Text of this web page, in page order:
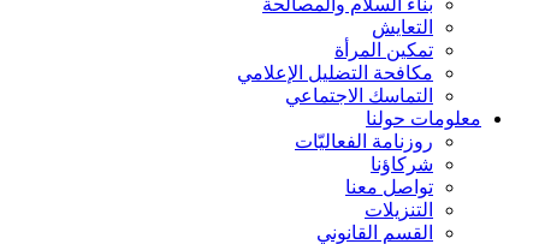
التعايش
تمكين المرأة
مكافحة التضليل الإعلامي
التماسك الاجتماعي
معلومات حولنا
روزنامة الفعاليّات
شركاؤنا
تواصل معنا
التنزيلات
القسم القانوني